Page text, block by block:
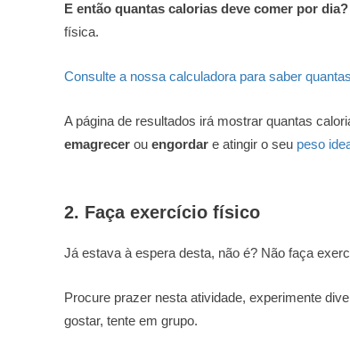
E então quantas calorias deve comer por dia?
física.
Consulte a nossa calculadora para saber
A página de resultados irá mostrar quantas
emagrecer ou engordar e atingir o seu peso
2. Faça exercício físico
Já estava à espera desta, não é? Não faça
Procure prazer nesta atividade, experimente
gostar, tente em grupo.